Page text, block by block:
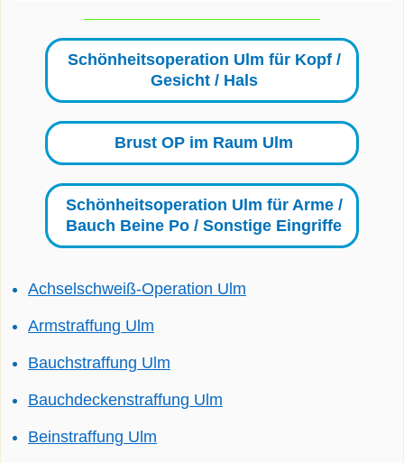
Schönheitsoperation Ulm für Kopf /
Gesicht / Hals
Brust OP im Raum Ulm
Schönheitsoperation Ulm für Arme /
Bauch Beine Po / Sonstige Eingriffe
Achselschweiß-Operation Ulm
Armstraffung Ulm
Bauchstraffung Ulm
Bauchdeckenstraffung Ulm
Beinstraffung Ulm